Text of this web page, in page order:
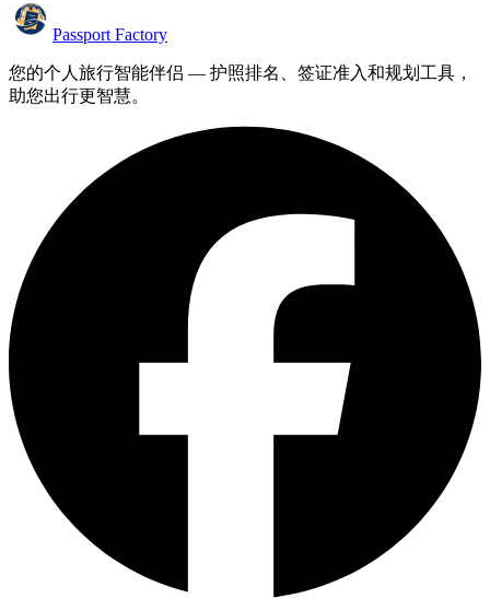
Passport Factory
您的个人旅行智能伴侣 — 护照排名、签证准入和规划工具，
助您出行更智慧。